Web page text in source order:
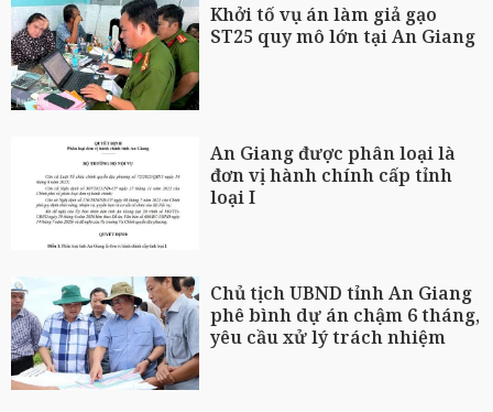
Khởi tố vụ án làm giả gạo
ST25 quy mô lớn tại An Giang
An Giang được phân loại là
đơn vị hành chính cấp tỉnh
loại I
Chủ tịch UBND tỉnh An Giang
phê bình dự án chậm 6 tháng,
yêu cầu xử lý trách nhiệm